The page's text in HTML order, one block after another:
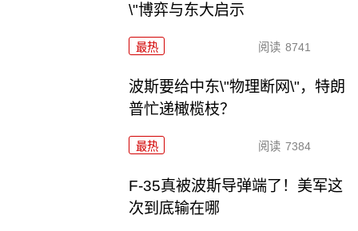
\"博弈与东大启示
最热 阅读 8741
波斯要给中东\"物理断网\"，特朗
普忙递橄榄枝？
最热 阅读 7384
F-35真被波斯导弹端了！美军这
次到底输在哪